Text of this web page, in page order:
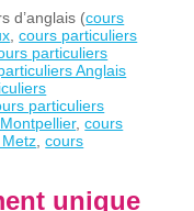
d’anglais (cours
,cours particuliers
particuliers
Anglais
particuliers
,cours
,cours
unique